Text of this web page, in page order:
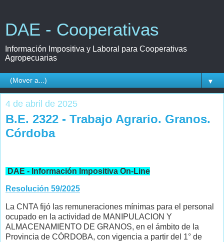
DAE - Cooperativas
Información Impositiva y Laboral para Cooperativas
Agropecuarias
▼
4 de abril de 2025
B.E. 2322 - Trabajo Agrario. Granos.
Córdoba
DAE - Información Impositiva On-Line
Resolución 59/2025
La CNTA fijó las remuneraciones mínimas para el personal
ocupado en la actividad de MANIPULACION Y
ALMACENAMIENTO DE GRANOS, en el ámbito de la
Provincia de CÓRDOBA, con vigencia a partir del 1° de